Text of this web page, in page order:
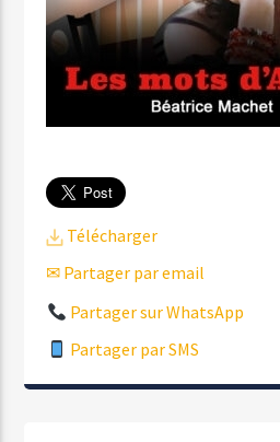
Télécharger
✉ Partager par email
Partager sur WhatsApp
Partager par SMS